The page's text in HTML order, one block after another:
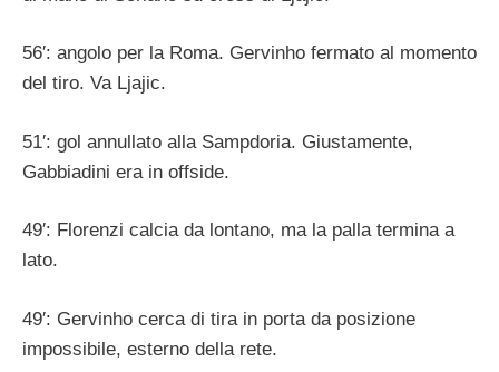
56′: angolo per la Roma. Gervinho fermato al momento
del tiro. Va Ljajic.
51′: gol annullato alla Sampdoria. Giustamente,
Gabbiadini era in offside.
49′: Florenzi calcia da lontano, ma la palla termina a
lato.
49′: Gervinho cerca di tira in porta da posizione
impossibile, esterno della rete.